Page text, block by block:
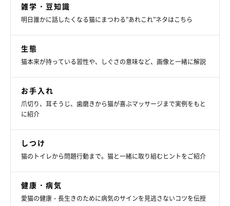
雑学・豆知識
明日誰かに話したくなる猫にまつわる”あれこれ”ネタはこちら
生態
猫本来が持っている習性や、しぐさの意味など、画像と一緒に解説
お手入れ
爪切り、耳そうじ、歯磨きから猫が喜ぶマッサージまで実例をもと
に紹介
しつけ
猫のトイレから問題行動まで。猫と一緒に取り組むヒントをご紹介
健康・病気
愛猫の健康・長生きのために病気のサインを見逃さないコツを伝授